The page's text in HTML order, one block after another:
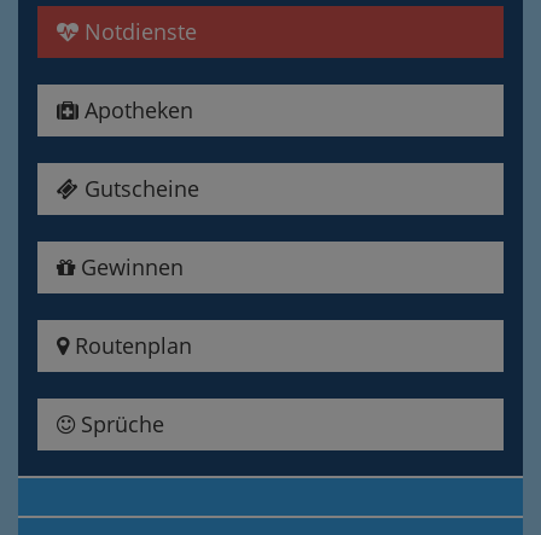
Notdienste
Apotheken
Gutscheine
Gewinnen
Routenplan
Sprüche